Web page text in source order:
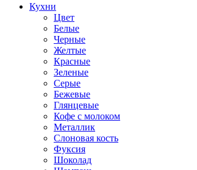
Кухни
Цвет
Белые
Черные
Желтые
Красные
Зеленые
Серые
Бежевые
Глянцевые
Кофе с молоком
Металлик
Слоновая кость
Фуксия
Шоколад